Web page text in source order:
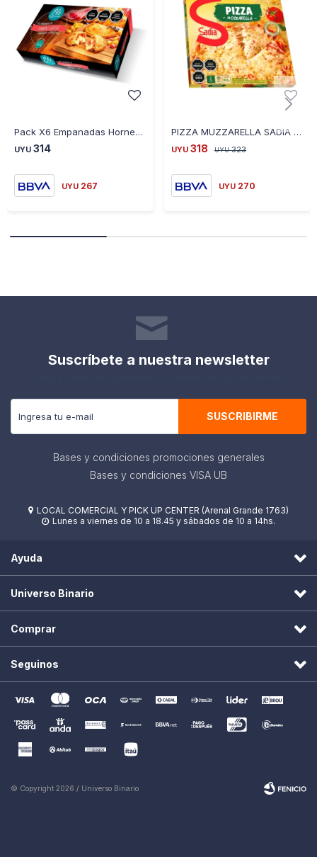
Pack X6 Empanadas Horneadas Blé Jamón y Queso
UYU 314
UYU 267
PIZZA MUZZARELLA SADIA 6 PORCIONES-
UYU 318 UYU 323
UYU 270
Suscríbete a nuestra newsletter
SUSCRIBIRME
Bases y condiciones promociones generales
Bases y condiciones VISA UB
 LOCAL COMERCIAL Y PICK UP CENTER (Arenal Grande 1763)
 Lunes a viernes de 10 a 18.45 y sábados de 10 a 14hs.
Ayuda
Universo Binario
Comprar
Seguinos
© Copyright 2026 / Universo Binario